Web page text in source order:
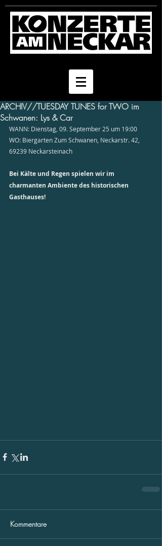
ARCHIV//TUESDAY TUNES for TWO im
Schwanen: Lys & Car
WANN: Dienstag, 09. September 25 um 19:00
WO: Biergarten Zum Schwanen, Neckarstr. 42,
69239 Neckarsteinach
Bei Kälte und Regen spielen wir im
charmanten Ambiente des historischen
Gasthauses!
Kommentare